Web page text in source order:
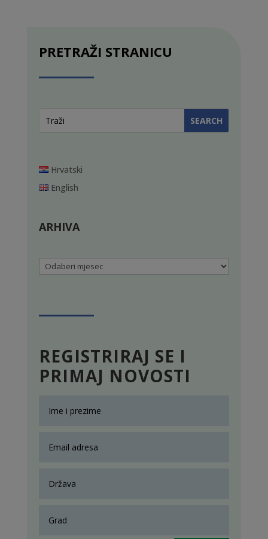
PRETRAŽI STRANICU
Hrvatski
English
ARHIVA
Arhiva
REGISTRIRAJ SE I
PRIMAJ NOVOSTI